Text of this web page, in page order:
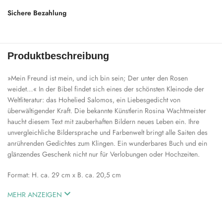
Sichere Bezahlung
Produktbeschreibung
»Mein Freund ist mein, und ich bin sein; Der unter den Rosen
weidet…« In der Bibel findet sich eines der schönsten Kleinode der
Weltliteratur: das Hohelied Salomos, ein Liebesgedicht von
überwältigender Kraft. Die bekannte Künstlerin Rosina Wachtmeister
haucht diesem Text mit zauberhaften Bildern neues Leben ein. Ihre
unvergleichliche Bildersprache und Farbenwelt bringt alle Saiten des
anrührenden Gedichtes zum Klingen. Ein wunderbares Buch und ein
glänzendes Geschenk nicht nur für Verlobungen oder Hochzeiten.
Format: H. ca. 29 cm x B. ca. 20,5 cm
MEHR ANZEIGEN